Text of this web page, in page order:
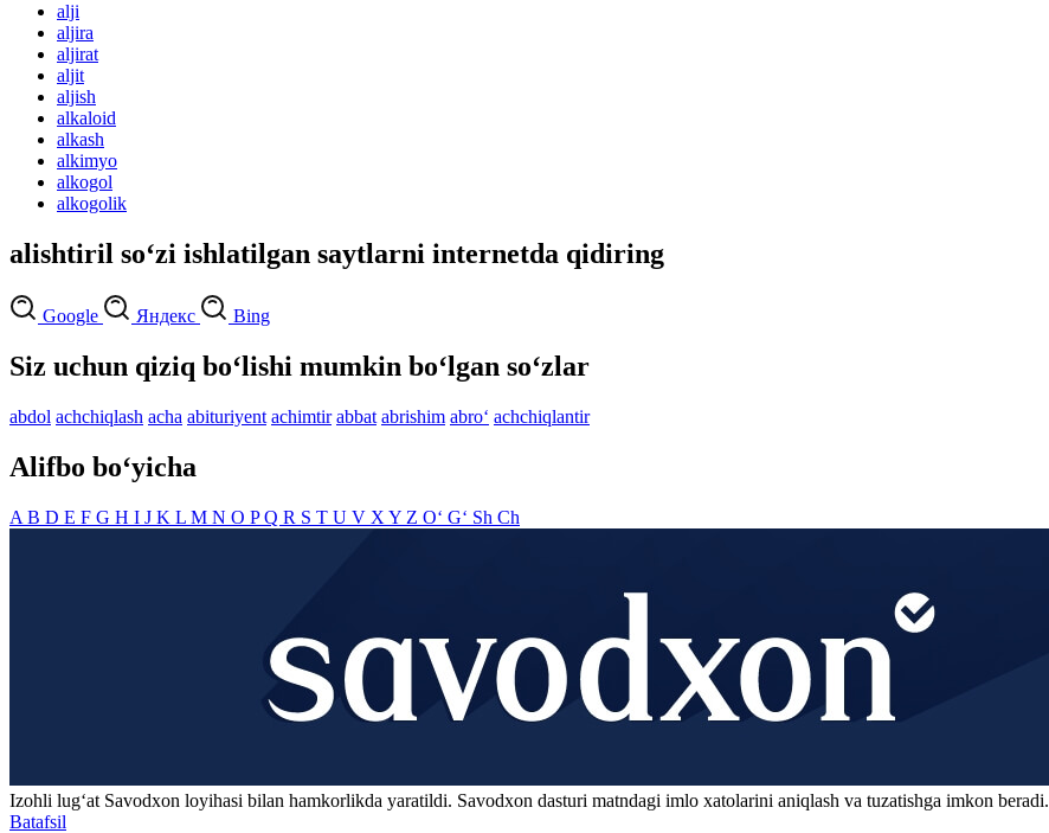
alji
aljira
aljirat
aljit
aljish
alkaloid
alkash
alkimyo
alkogol
alkogolik
alishtiril so‘zi ishlatilgan saytlarni internetda qidiring
Google Яндекс Bing
Siz uchun qiziq bo‘lishi mumkin bo‘lgan so‘zlar
abdol achchiqlash acha abituriyent achimtir abbat abrishim abro‘ achchiqlantir
Alifbo bo‘yicha
A B D E F G H I J K L M N O PQ R S T U V X Y Z O‘ G‘ Sh Ch
Izohli lugʻat Savodxon loyihasi bilan hamkorlikda yaratildi. Savodxon dasturi matndagi imlo xatolarini aniqlash va tuzatishga imkon beradi.
Batafsil